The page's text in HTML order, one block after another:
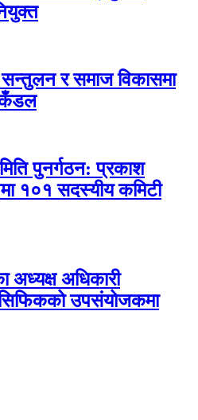
सन्तुलन र समाज विकासमा
कँडल
पुनर्गठन: प्रकाश
१०१ सदस्यीय कमिटी
अध्यक्ष अधिकारी
उपसंयोजकमा